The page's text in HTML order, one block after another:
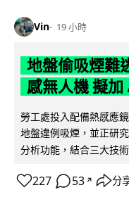
Vin 19 小時
地盤偷吸煙難
感無人機 擬
勞工處投入配備熱感應
地盤違例吸煙，並正研
分析功能，結合三大技
227 53 ↗ 分